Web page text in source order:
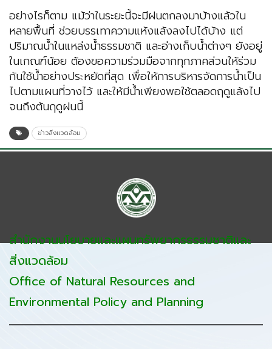
อย่างไรก็ตาม แม้ว่าในระยะนี้จะมีฝนตกลงมาบ้างแล้วใน
หลายพื้นที่ ช่วยบรรเทาความแห้งแล้งลงไปได้บ้าง แต่
ปริมาณน้ำในแหล่งน้ำธรรมชาติ และอ่างเก็บน้ำต่างๆ ยังอยู่
ในเกณฑ์น้อย ต้องขอความร่วมมือจากทุกภาคส่วนให้ร่วม
กันใช้น้ำอย่างประหยัดที่สุด เพื่อให้การบริหารจัดการน้ำเป็น
ไปตามแผนที่วางไว้ และให้มีน้ำเพียงพอใช้ตลอดฤดูแล้งไป
จนถึงต้นฤดูฝนนี้
ข่าวสิ่งแวดล้อม
สำนักงานนโยบายและแผนทรัพยากรธรรมชาติและ
สิ่งแวดล้อม
Office of Natural Resources and
Environmental Policy and Planning